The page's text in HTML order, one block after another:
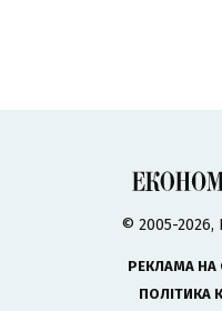
© 2005-
РЕКЛАМА НА
ПОЛІТИКА